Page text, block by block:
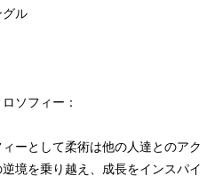
グル
ソフィー：
ーとして柔術は他の人達とのアク
境を乗り越え、成長をインスパイ